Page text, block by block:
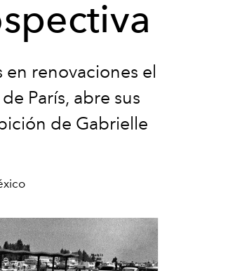
renovaciones el
París, abre sus
de Gabrielle